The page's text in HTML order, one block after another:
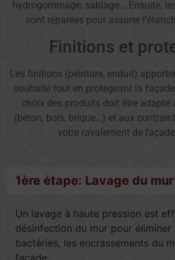
hydrogommage, sablage… Ensuite,
sont réparées pour assurer
Finitions et
Les finitions (peinture, enduit)
souhaité tout en protégeant la
choix des produits doit être adapté
(béton, bois, brique…) et aux
votre ravalement de façade
1ère étape: Lavage du mur
Un lavage à haute pression est
désinfection du mur pour éliminer
bactéries, les encrassements du
façade.